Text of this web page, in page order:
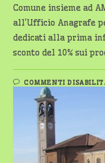
Comune insieme ad
all’Ufficio Anagrafe
dedicati alla prima
sconto del 10% sui
COMMENTI